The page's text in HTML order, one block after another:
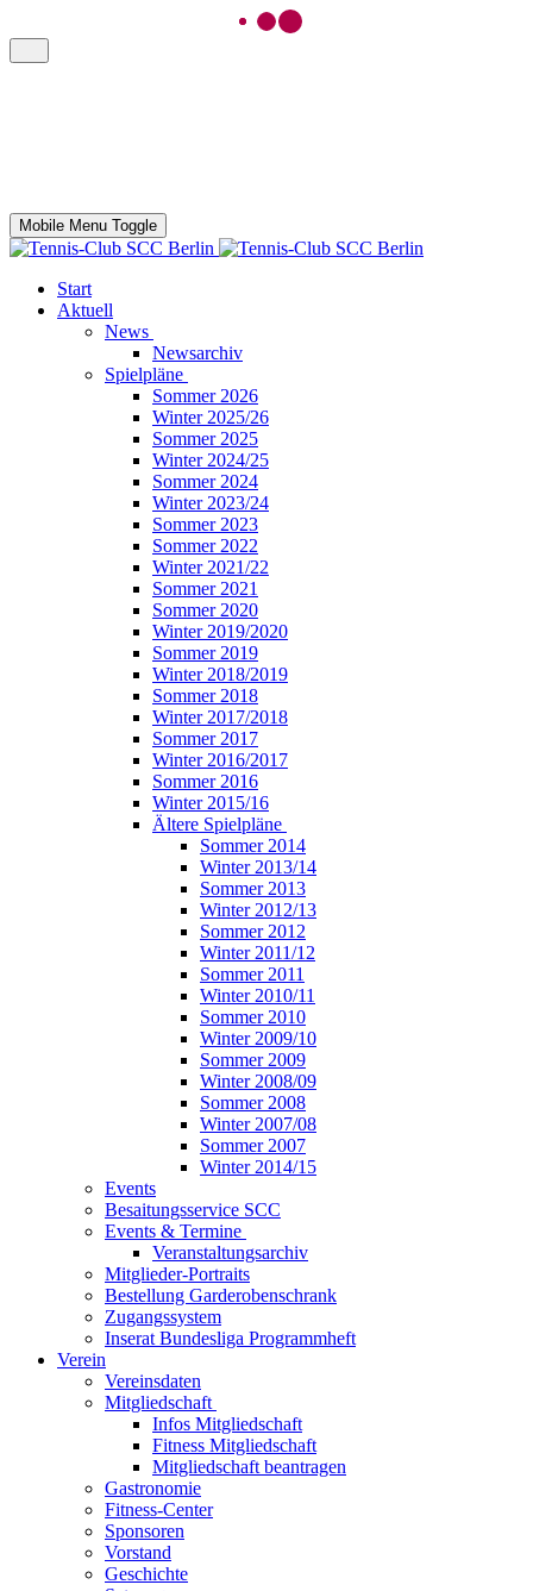
Mobile Menu Toggle
Start
Aktuell
News
Newsarchiv
Spielpläne
Sommer 2026
Winter 2025/26
Sommer 2025
Winter 2024/25
Sommer 2024
Winter 2023/24
Sommer 2023
Sommer 2022
Winter 2021/22
Sommer 2021
Sommer 2020
Winter 2019/2020
Sommer 2019
Winter 2018/2019
Sommer 2018
Winter 2017/2018
Sommer 2017
Winter 2016/2017
Sommer 2016
Winter 2015/16
Ältere Spielpläne
Sommer 2014
Winter 2013/14
Sommer 2013
Winter 2012/13
Sommer 2012
Winter 2011/12
Sommer 2011
Winter 2010/11
Sommer 2010
Winter 2009/10
Sommer 2009
Winter 2008/09
Sommer 2008
Winter 2007/08
Sommer 2007
Winter 2014/15
Events
Besaitungsservice SCC
Events & Termine
Veranstaltungsarchiv
Mitglieder-Portraits
Bestellung Garderobenschrank
Zugangssystem
Inserat Bundesliga Programmheft
Verein
Vereinsdaten
Mitgliedschaft
Infos Mitgliedschaft
Fitness Mitgliedschaft
Mitgliedschaft beantragen
Gastronomie
Fitness-Center
Sponsoren
Vorstand
Geschichte